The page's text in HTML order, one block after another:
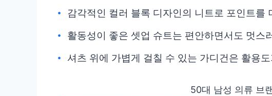
감각적인 컬러 블록 디자인의 니트로 포인트를
활동성이 좋은 셋업 슈트는 편안하면서도 멋스
셔츠 위에 가볍게 걸칠 수 있는 가디건은 활용
50대 남성 의류 브